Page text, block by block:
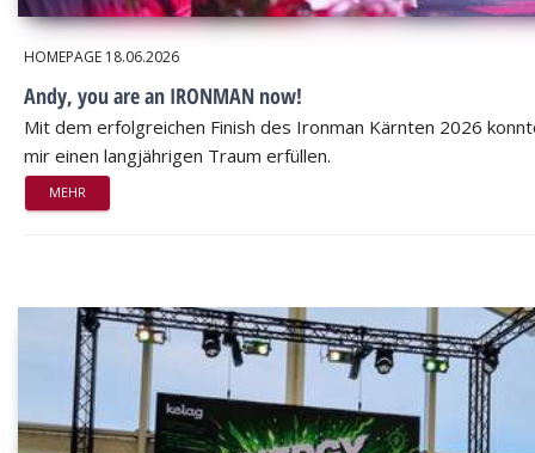
HOMEPAGE 18.06.2026
Andy, you are an IRONMAN now!
Mit dem erfolgreichen Finish des Ironman Kärnten 2026
mir einen langjährigen Traum erfüllen.
MEHR